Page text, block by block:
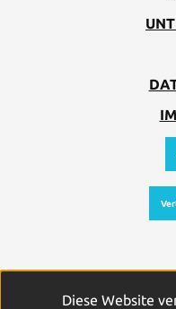
Alle Preise inkl.
Diese Website